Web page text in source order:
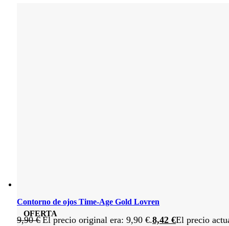
OFERTA
Contorno de ojos Time-Age Gold Lovren
9,90€ El precio original era: 9,90 €.8,42 €El precio